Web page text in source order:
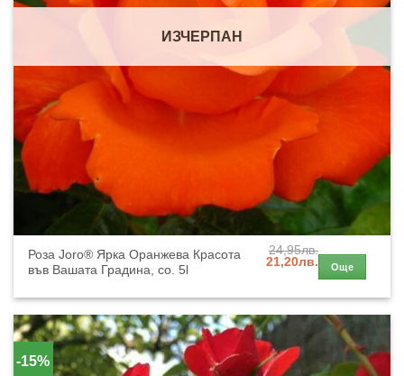
ИЗЧЕРПАН
Роза Joro® Ярка Оранжева Красота
във Вашата Градина, co. 5l
24,95лв.
Original
24,95лв..
21,20лв. Текущата
цена
21,20лв..
Още
-15%